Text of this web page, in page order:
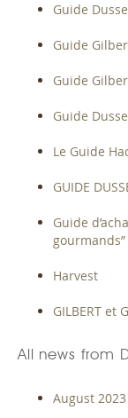
Guide
Guide
Guide
Guide
Le Guide
GUIDE
Guide
gourmands”
Harvest
GILBERT et
All news from
August 2023